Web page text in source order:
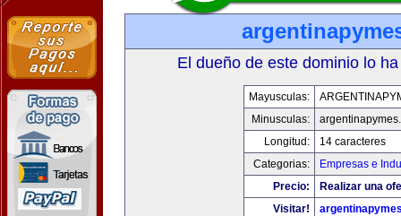
El dueño de este dominio lo
Mayusculas:
Minusculas:
Longitud:
14 caracteres
Categorias:
Empresas e
Precio:
Realizar una
Visitar!